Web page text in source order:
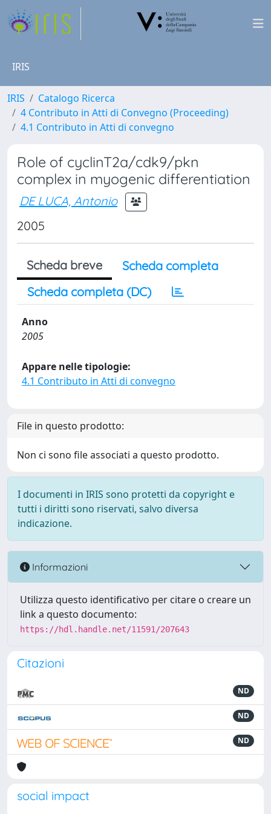
IRIS
IRIS
Catalogo Ricerca
4 Contributo in Atti di Convegno (Proceeding)
4.1 Contributo in Atti di convegno
Role of cyclinT2a/cdk9/pkn
complex in myogenic differentiation
DE LUCA, Antonio
2005
Scheda breve
Scheda completa
Scheda completa (DC)
Anno
2005
Appare nelle tipologie:
4.1 Contributo in Atti di convegno
File in questo prodotto:
Non ci sono file associati a questo prodotto.
I documenti in IRIS sono protetti da copyright e
tutti i diritti sono riservati, salvo diversa
indicazione.
Informazioni
Utilizza questo identificativo per citare o creare un
link a questo documento:
https://hdl.handle.net/11591/207643
Citazioni
ND
ND
ND
social impact